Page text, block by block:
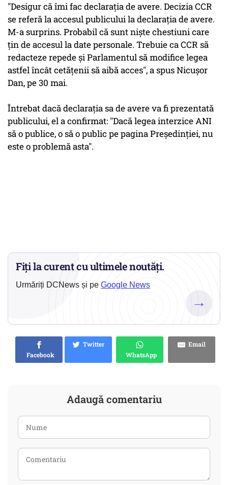
"Desigur că îmi fac declaraţia de avere. Decizia CCR
se referă la accesul publicului la declaraţia de avere.
M-a surprins. Probabil că sunt nişte chestiuni care
ţin de accesul la date personale. Trebuie ca CCR să
redacteze repede şi Parlamentul să modifice legea
astfel încât cetăţenii să aibă acces", a spus Nicuşor
Dan, pe 30 mai.
Întrebat dacă declaraţia sa de avere va fi prezentată
publicului, el a confirmat: "Dacă legea interzice ANI
să o publice, o să o public pe pagina Preşedinţiei, nu
este o problemă asta".
Fiți la curent cu ultimele noutăți.
Urmăriți DCNews și pe Google News
→
Facebook
Twitter
WhatsApp
Email
Adaugă comentariu